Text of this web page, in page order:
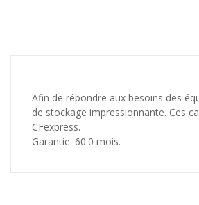
Afin de répondre aux besoins des
de stockage impressionnante. Ces
CFexpress.
Garantie: 60.0 mois.